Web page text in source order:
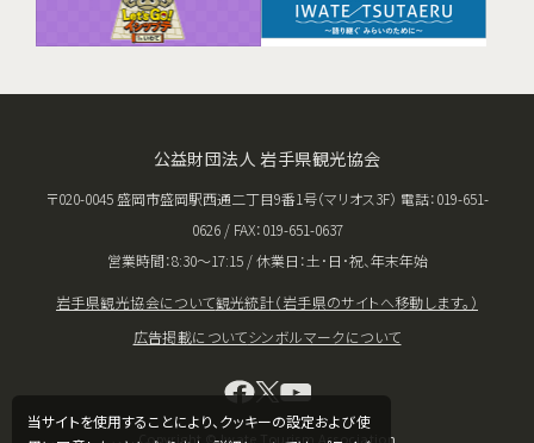
当サイトを使用することにより、クッキーの設定および使
公益財団法人 岩手県観光協会
〒020-0045 盛岡市盛岡駅西通二丁目9番1号（マリオス3F） 電話：019-651-
0626 / FAX：019-651-0637
営業時間：8:30〜17:15 / 休業日：土･日･祝、年末年始
岩手県観光協会について観光統計（岩手県のサイトへ移動します。）
広告掲載についてシンボルマークについて
Copyright © Iwate Tourism Association